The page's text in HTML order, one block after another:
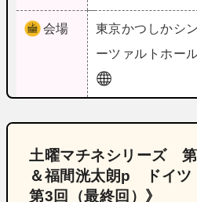
会場 東京かつしかシ
ーツァルトホー
土曜マチネシリーズ
＆福間洸太朗p ドイ
第3回（最終回）》